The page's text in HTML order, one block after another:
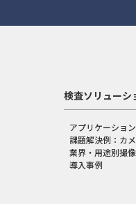
検査ソリューシ
アプリケーショ
課題解決例：カ
業界・用途別撮
導入事例